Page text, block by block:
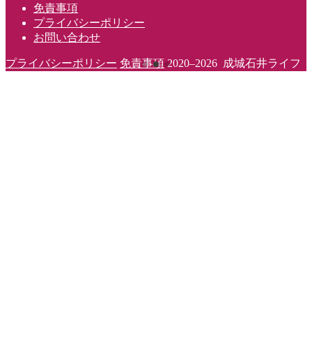
免責事項
プライバシーポリシー
お問い合わせ
プライバシーポリシー 免責事項 2020–2026 成城石井ライフ